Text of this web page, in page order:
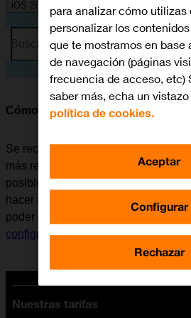
iOS 26
Busca por problema o tema
Cómo actualizar el software del
Se recomienda actualizar el móvil
más reciente ya que el fabricante
posibles errores de versiones
hacer antes una copia de seguridad
poder actualizar el software del
configurar el móvil para internet.
Nuestras tarifas
para analizar cómo utilizas
personalizar los
que te mostramos en base
de navegación (páginas
frecuencia de acceso, etc)
saber más, echa un
política de cookies.
Configurar
Rechazar
Aceptar